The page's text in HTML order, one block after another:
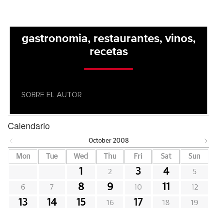
gastronomia, restaurantes, vinos,
recetas
SOBRE EL AUTOR
Calendario
October 2008
Mon Tue Wed Thu Fri Sat Sun
1 2 3 4 5
6 7 8 9 10 11 12
13 14 15 16 17 18 19